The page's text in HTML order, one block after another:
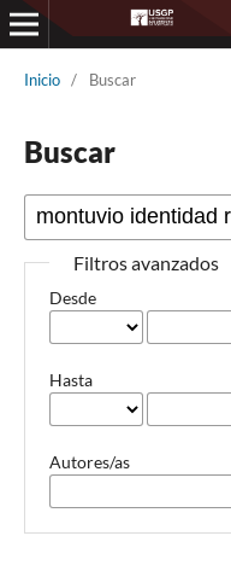
Inicio / Buscar
Buscar
Filtros avanzados
Desde
Hasta
Autores/as